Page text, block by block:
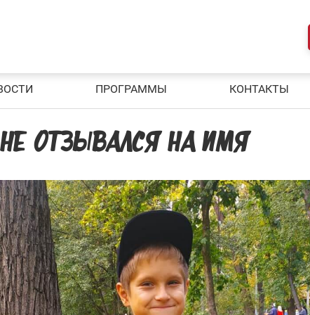
ПРОГРАММЫ КОНТАКТЫ
ОТЗЫВАЛСЯ НА ИМЯ